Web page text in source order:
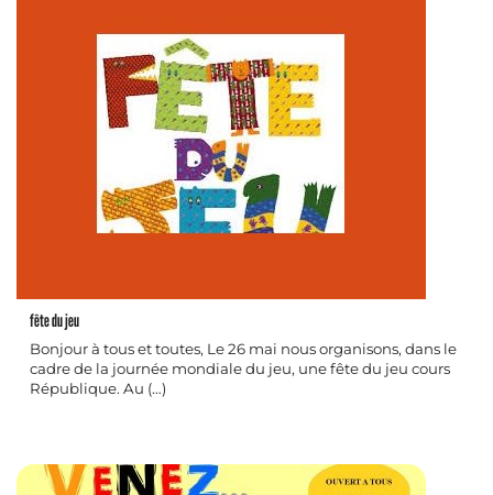
fête du jeu
Bonjour à tous et toutes, Le 26 mai nous organisons, dans le
cadre de la journée mondiale du jeu, une fête du jeu cours
République. Au (…)